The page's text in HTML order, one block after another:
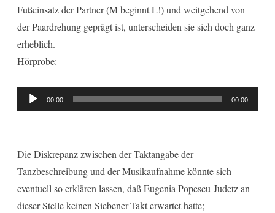
Fußeinsatz der Partner (M beginnt L!) und weitgehend von
der Paardrehung geprägt ist, unterscheiden sie sich doch ganz
erheblich.
Hörprobe:
Audio-
Player
00:00 00:00
Die Diskrepanz zwischen der Taktangabe der
Tanzbeschreibung und der Musikaufnahme könnte sich
eventuell so erklären lassen, daß Eugenia Popescu-Judetz an
dieser Stelle keinen Siebener-Takt erwartet hatte;